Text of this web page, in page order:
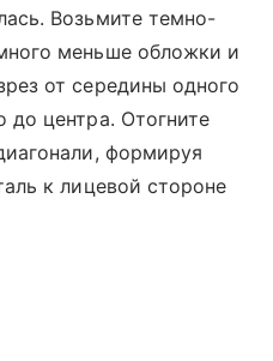
Возьмите темно-
меньше обложки и
от середины одного
до центра. Отогните
формируя
к лицевой стороне